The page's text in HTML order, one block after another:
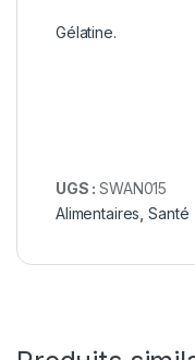
Gélatine.
UGS :SWAN015
Alimentaires ,Santé